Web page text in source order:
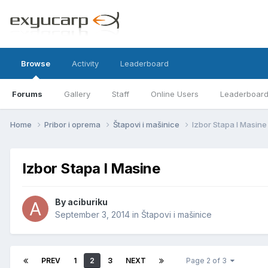
Browse
Forums Gallery Staff Online Users Leaderboard
Activity Leaderboard
Home Pribor i oprema Štapovi i mašinice Izbor Stapa I Masine
Izbor Stapa I Masine
By aciburiku
September 3, 2014 in Štapovi i mašinice
PREV 1 2 3 NEXT Page 2 of 3